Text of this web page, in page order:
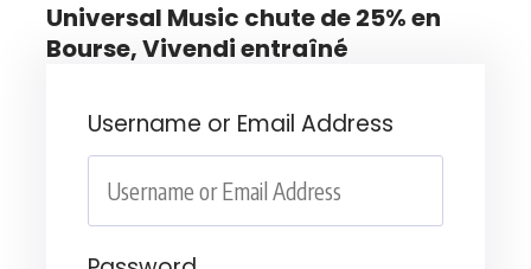
Universal Music chute de 25% en
Bourse, Vivendi entraîné
Username or Email Address